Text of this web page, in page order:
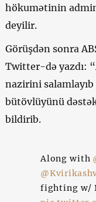
hökumətinin
deyilir.
Görüşdən sonra
Twitter-də yazdı:
nazirini
bütövlüyünü
bildirib.
Along with
fighting w/